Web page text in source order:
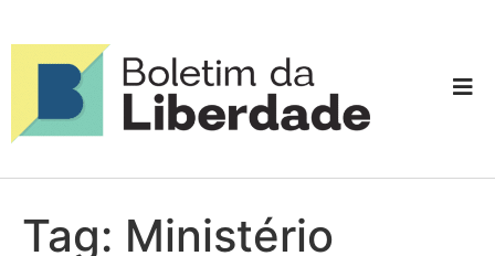
Tag: Ministério